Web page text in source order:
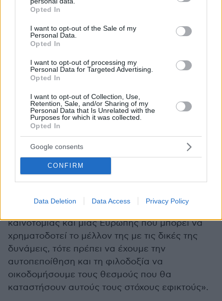
grant or deny consent to Google and its third-party tags to
use your data for below specified purposes in below Google
consent section.
Opted In
I want to opt-out of the Sale of my
Personal Data.
Opted In
I want to opt-out of processing my
Personal Data for Targeted Advertising.
Opted In
I want to opt-out of Collection, Use,
Retention, Sale, and/or Sharing of my
Personal Data that Is Unrelated with the
Purposes for which it was collected.
Opted In
Google consents
CONFIRM
Data Deletion Data Access Privacy Policy
ικανό να ανταγωνιστεί σε παγκόσμια κλίμακα.
αφήνοντας τη νομισματική πολιτική εξ
ολοκλήρου σε εθνικό επίπεδο. Δημιουργήσαμε
θεσμοί πρέπει να αντιστοιχούν τόσο στο
μέγεθος της αγοράς που υπηρετούν όσο και
στο ύψος των φιλοδοξιών μας.
Η ίδια αρχή ισχύει και σήμερα. Μια Ένωση
Κεφαλαιαγορών χωρίς επαρκή ευρωπαϊκή
εποπτεία είναι σαν μια Νομισματική Ένωση
χωρίς την Ευρωπαϊκή Κεντρική Τράπεζα.
Αν είμαστε πραγματικά σοβαροί ως προς τη
δημιουργία βαθύτερων κεφαλαιαγορών,
καινοτομίας και μιας Ευρώπης που μπορεί να
χρηματοδοτεί το μέλλον της με τις δικές της
δυνάμεις, τότε πρέπει να έχουμε την
αυτοπεποίθηση και τη φιλοδοξία να
οικοδομήσουμε τους θεσμούς που θα
καταστήσουν αυτούς τους στόχους εφικτούς».